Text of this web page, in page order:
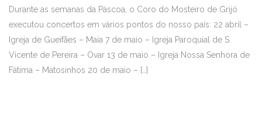
Durante as semanas da Páscoa, o Coro do Mosteiro de Grijó
executou concertos em vários pontos do nosso país: 22 abril –
Igreja de Gueifães – Maia 7 de maio – Igreja Paroquial de S.
Vicente de Pereira – Ovar 13 de maio – Igreja Nossa Senhora de
Fátima – Matosinhos 20 de maio – […]